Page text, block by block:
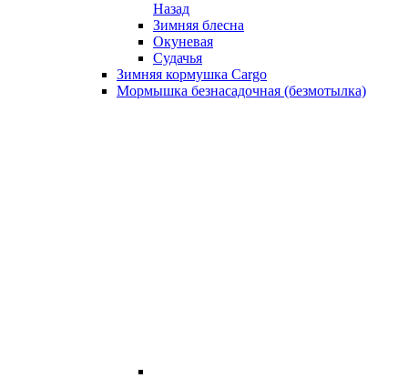
Назад
Зимняя блесна
Окуневая
Судачья
Зимняя кормушка Cargo
Мормышка безнасадочная (безмотылка)